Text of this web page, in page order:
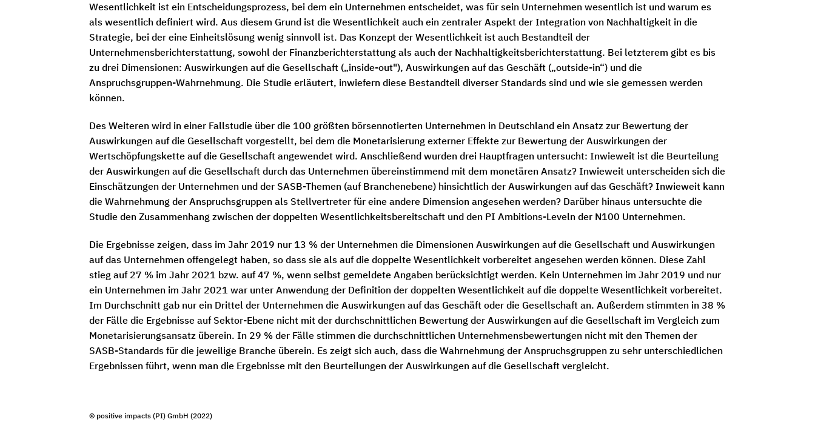
Wesentlichkeit ist ein Entscheidungsprozess, bei dem ein Unternehmen entscheidet, was für sein Unternehmen wesentlich ist und warum es
als wesentlich definiert wird. Aus diesem Grund ist die Wesentlichkeit auch ein zentraler Aspekt der Integration von Nachhaltigkeit in die
Strategie, bei der eine Einheitslösung wenig sinnvoll ist. Das Konzept der Wesentlichkeit ist auch Bestandteil der
Unternehmensberichterstattung, sowohl der Finanzberichterstattung als auch der Nachhaltigkeitsberichterstattung. Bei letzterem gibt es bis
zu drei Dimensionen: Auswirkungen auf die Gesellschaft („inside-out"), Auswirkungen auf das Geschäft („outside-in“) und die
Anspruchsgruppen-Wahrnehmung. Die Studie erläutert, inwiefern diese Bestandteil diverser Standards sind und wie sie gemessen werden
können.
Des Weiteren wird in einer Fallstudie über die 100 größten börsennotierten Unternehmen in Deutschland ein Ansatz zur Bewertung der
Auswirkungen auf die Gesellschaft vorgestellt, bei dem die Monetarisierung externer Effekte zur Bewertung der Auswirkungen der
Wertschöpfungskette auf die Gesellschaft angewendet wird. Anschließend wurden drei Hauptfragen untersucht: Inwieweit ist die Beurteilung
der Auswirkungen auf die Gesellschaft durch das Unternehmen übereinstimmend mit dem monetären Ansatz? Inwieweit unterscheiden sich die
Einschätzungen der Unternehmen und der SASB-Themen (auf Branchenebene) hinsichtlich der Auswirkungen auf das Geschäft? Inwieweit kann
die Wahrnehmung der Anspruchsgruppen als Stellvertreter für eine andere Dimension angesehen werden? Darüber hinaus untersuchte die
Studie den Zusammenhang zwischen der doppelten Wesentlichkeitsbereitschaft und den PI Ambitions-Leveln der N100 Unternehmen.
Die Ergebnisse zeigen, dass im Jahr 2019 nur 13 % der Unternehmen die Dimensionen Auswirkungen auf die Gesellschaft und Auswirkungen
auf das Unternehmen offengelegt haben, so dass sie als auf die doppelte Wesentlichkeit vorbereitet angesehen werden können. Diese Zahl
stieg auf 27 % im Jahr 2021 bzw. auf 47 %, wenn selbst gemeldete Angaben berücksichtigt werden. Kein Unternehmen im Jahr 2019 und nur
ein Unternehmen im Jahr 2021 war unter Anwendung der Definition der doppelten Wesentlichkeit auf die doppelte Wesentlichkeit vorbereitet.
Im Durchschnitt gab nur ein Drittel der Unternehmen die Auswirkungen auf das Geschäft oder die Gesellschaft an. Außerdem stimmten in 38 %
der Fälle die Ergebnisse auf Sektor-Ebene nicht mit der durchschnittlichen Bewertung der Auswirkungen auf die Gesellschaft im Vergleich zum
Monetarisierungsansatz überein. In 29 % der Fälle stimmen die durchschnittlichen Unternehmensbewertungen nicht mit den Themen der
SASB-Standards für die jeweilige Branche überein. Es zeigt sich auch, dass die Wahrnehmung der Anspruchsgruppen zu sehr unterschiedlichen
Ergebnissen führt, wenn man die Ergebnisse mit den Beurteilungen der Auswirkungen auf die Gesellschaft vergleicht.
© positive impacts (PI) GmbH (2022)